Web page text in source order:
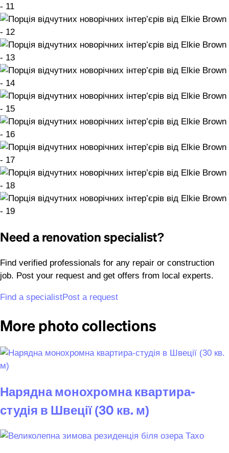
Need a renovation specialist?
Find verified professionals for any repair or construction
job. Post your request and get offers from local experts.
Find a specialistPost a request
More photo collections
Нарядна монохромна квартира-
студія в Швеції (30 кв. м)